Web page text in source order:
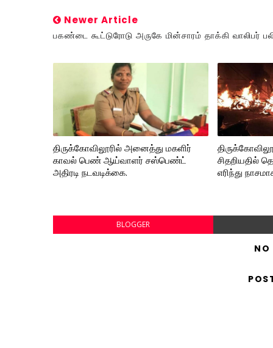
Newer Article
பகண்டை கூட்டுரோடு அருகே மின்சாரம் தாக்கி வாலிபர்
திருக்கோவிலூரில் அனைத்து மகளிர்
காவல் பெண் ஆய்வாளர் சஸ்பெண்ட்
அதிரடி நடவடிக்கை.
சிதறியதில்
எரிந்து
BLOGGER
NO